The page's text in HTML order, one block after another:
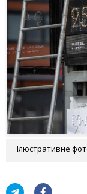
Ілюстративне